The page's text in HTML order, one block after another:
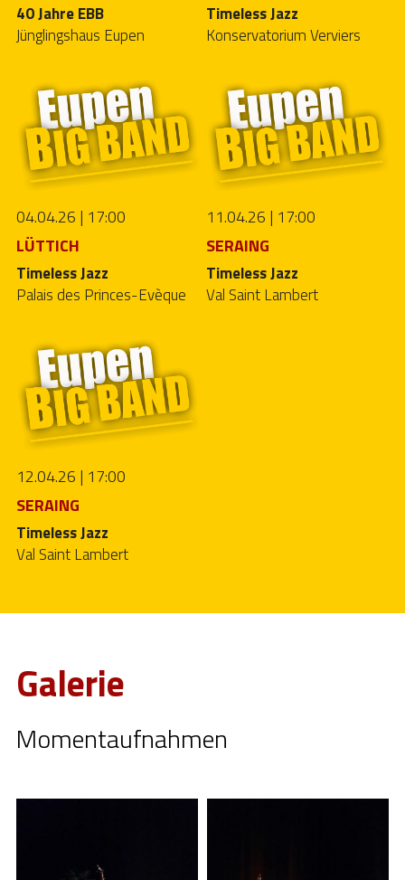
40 Jahre EBB
Jünglingshaus Eupen
Timeless Jazz
Konservatorium Verviers
04.04.26 | 17:00
LÜTTICH
Timeless Jazz
Palais des Princes-Evèque
11.04.26 | 17:00
SERAING
Timeless Jazz
Val Saint Lambert
12.04.26 | 17:00
SERAING
Timeless Jazz
Val Saint Lambert
Galerie
Momentaufnahmen